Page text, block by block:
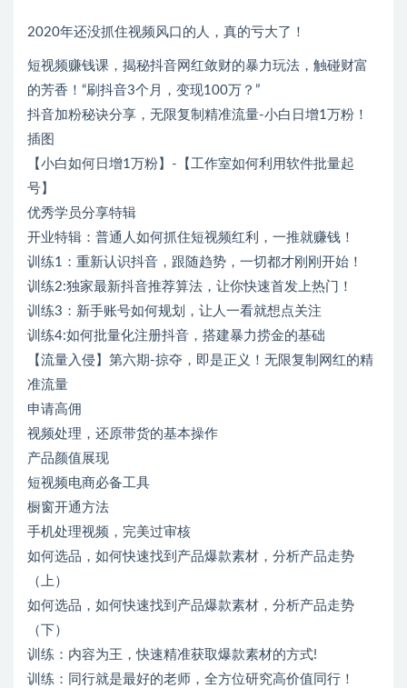
2020年还没抓住视频风口的人，真的亏大了！
短视频赚钱课，揭秘抖音网红敛财的暴力玩法，触碰财富
的芳香！“刷抖音3个月，变现100万？”
抖音加粉秘诀分享，无限复制精准流量-小白日增1万粉！
插图
【小白如何日增1万粉】-【工作室如何利用软件批量起
号】
优秀学员分享特辑
开业特辑：普通人如何抓住短视频红利，一推就赚钱！
训练1：重新认识抖音，跟随趋势，一切都才刚刚开始！
训练2:独家最新抖音推荐算法，让你快速首发上热门！
训练3：新手账号如何规划，让人一看就想点关注
训练4:如何批量化注册抖音，搭建暴力捞金的基础
【流量入侵】第六期-掠夺，即是正义！无限复制网红的精
准流量
申请高佣
视频处理，还原带货的基本操作
产品颜值展现
短视频电商必备工具
橱窗开通方法
手机处理视频，完美过审核
如何选品，如何快速找到产品爆款素材，分析产品走势
（上）
如何选品，如何快速找到产品爆款素材，分析产品走势
（下）
训练：内容为王，快速精准获取爆款素材的方式!
训练：同行就是最好的老师，全方位研究高价值同行！